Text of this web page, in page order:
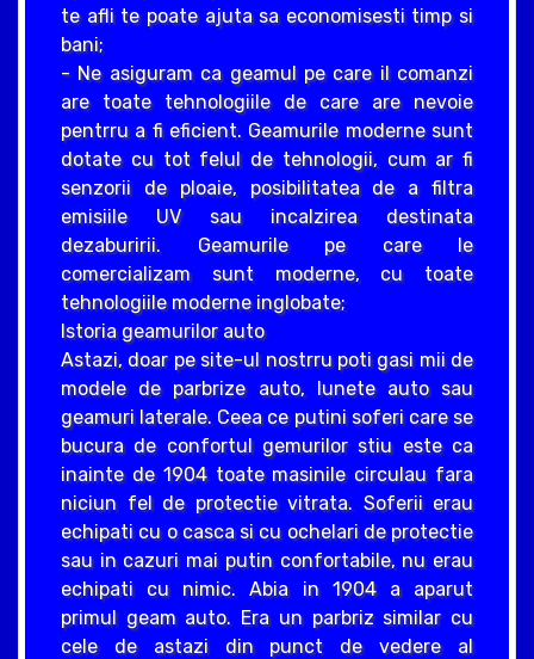
te afli te poate ajuta sa economisesti timp si
bani;
- Ne asiguram ca geamul pe care il comanzi
are toate tehnologiile de care are nevoie
pentrru a fi eficient. Geamurile moderne sunt
dotate cu tot felul de tehnologii, cum ar fi
senzorii de ploaie, posibilitatea de a filtra
emisiile UV sau incalzirea destinata
dezaburirii. Geamurile pe care le
comercializam sunt moderne, cu toate
tehnologiile moderne inglobate;
Istoria geamurilor auto
Astazi, doar pe site-ul nostrru poti gasi mii de
modele de parbrize auto, lunete auto sau
geamuri laterale. Ceea ce putini soferi care se
bucura de confortul gemurilor stiu este ca
inainte de 1904 toate masinile circulau fara
niciun fel de protectie vitrata. Soferii erau
echipati cu o casca si cu ochelari de protectie
sau in cazuri mai putin confortabile, nu erau
echipati cu nimic. Abia in 1904 a aparut
primul geam auto. Era un parbriz similar cu
cele de astazi din punct de vedere al